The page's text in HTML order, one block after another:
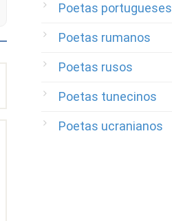
Poetas portugueses
Poetas rumanos
Poetas rusos
Poetas tunecinos
Poetas ucranianos